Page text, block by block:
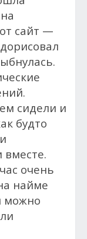
сайт —
сидели и
будто
очень
найме
можно